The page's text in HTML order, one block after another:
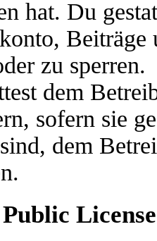
hat. Du
zu sperren.
dem
sofern sie
dem
License